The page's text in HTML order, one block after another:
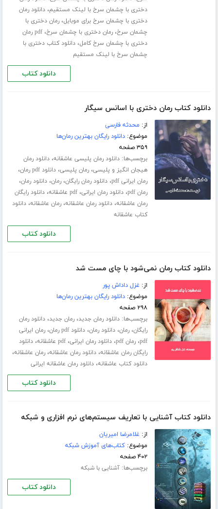
دختری با چشمان سرخ با لینک مستقیم،دانلود رمان
دختری با چشمان سرخ برای موبایل،رمان دختری با
چشمان سرخ،رمان دختری با چشمان سرخ،
pdf رمان
دختری با چشمان سرخ کامل،دانلود کتاب دختری با
چشمان سرخ با لینک مستقیم
دانلود کتاب
دانلود کتاب رمان دختری با اسانس سیگار
از: محدثه فارسی
موضوع:دانلود رایگان بهترین رمان‌ها
۳۵۹ صفحه
برچسب‌ها:دانلود رمان پلیسی عاشقانه،دانلود رمان
هیجان انگیز و پلیسی،رمان پلیسی،دانلود pdf رمان ،
رمان ایرانی pdf ،دانلود رمان رایگان،رمان،دانلود رمان،
رمان pdf ،دانلود رمان ایرانی،pdf عاشقانه ،دانلود رایگان
رمان عاشقانه،دانلود رمان عاشقانه،رمان عاشقانه،دانلود
کتاب عاشقانه
دانلود کتاب
دانلود کتاب رمان نمی‌شود با چای مست شد
از: غزل داداش پور
موضوع:دانلود رایگان بهترین رمان‌ها
۲۹۸ صفحه
برچسب‌ها:دانلود رمان جدید،رمان جدید،دانلود رمان
رایگان،رمان،دانلود رمان،دانلود pdf رمان ،رمان ایرانی
pdf،رمان pdf ،دانلود رمان ایرانی،pdf عاشقانه ،دانلود
رایگان رمان عاشقانه،دانلود رمان عاشقانه،رمان عاشقانه،
دانلود کتاب عاشقانه،دانلود رمان عاشقانه ایرانی
دانلود کتاب
دانلود کتاب آشنایی با تعاریف سیستم‌های نرم افزاری و شبکه
از: غلامرضا امیریان
موضوع:کتاب‌های آموزش شبکه
۴۰۲ صفحه
برچسب‌ها:آشنایی با شبکه
دانلود کتاب